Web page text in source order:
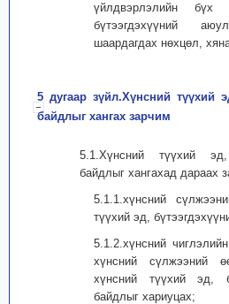
үйлдвэрлэлийн
бүтээгдэхүүний
шаардагдах нөхцөл,
5 дугаар зүйл.Хүнсний түүхий
байдлыг хангах зарчим
5.1.Хүнсний түүхий эд,
байдлыг хангахад дараах
5.1.1.хүнсний
түүхий эд,
5.1.2.хүнсний
хүнсний сүлжээний
хүнсний түүхий эд,
байдлыг хариуцах;